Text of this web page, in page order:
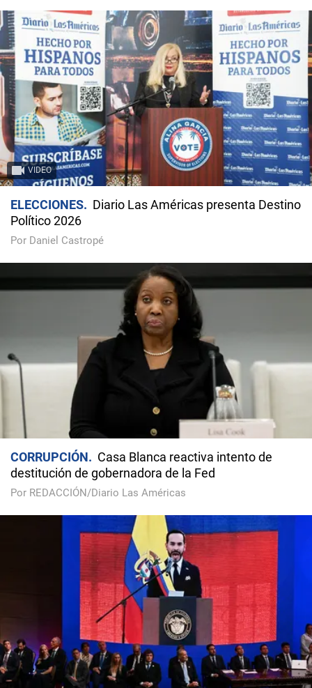
VIDEO
ELECCIONES
Diario Las Américas presenta Destino
Político 2026
Por Daniel Castropé
CORRUPCIÓN
Casa Blanca reactiva intento de
destitución de gobernadora de la Fed
Por REDACCIÓN/Diario Las Américas